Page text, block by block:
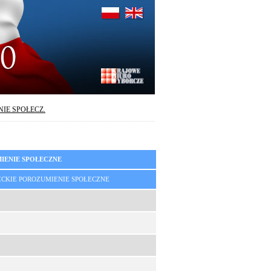
SPOŁECZ.
SPOŁECZNE
POROZUMIENIE SPOŁECZNE